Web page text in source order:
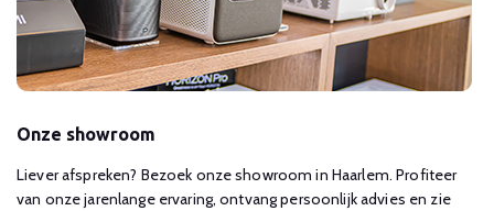
Onze showroom
Liever afspreken? Bezoek onze showroom in Haarlem. Profiteer
van onze jarenlange ervaring, ontvang persoonlijk advies en zie